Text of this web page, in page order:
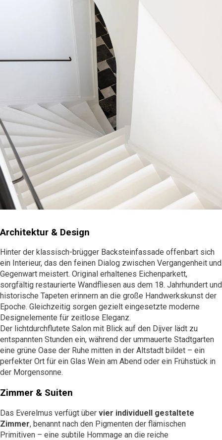
Architektur & Design
Hinter der klassisch-brügger Backsteinfassade offenbart sich
ein Interieur, das den feinen Dialog zwischen Vergangenheit und
Gegenwart meistert. Original erhaltenes Eichenparkett,
sorgfältig restaurierte Wandfliesen aus dem 18. Jahrhundert und
historische Tapeten erinnern an die große Handwerkskunst der
Epoche. Gleichzeitig sorgen gezielt eingesetzte moderne
Designelemente für zeitlose Eleganz.
Der lichtdurchflutete Salon mit Blick auf den Dijver lädt zu
entspannten Stunden ein, während der ummauerte Stadtgarten
eine grüne Oase der Ruhe mitten in der Altstadt bildet – ein
perfekter Ort für ein Glas Wein am Abend oder ein Frühstück in
der Morgensonne.
Zimmer & Suiten
Das Everelmus verfügt über vier individuell gestaltete
Zimmer, benannt nach den Pigmenten der flämischen
Primitiven – eine subtile Hommage an die reiche